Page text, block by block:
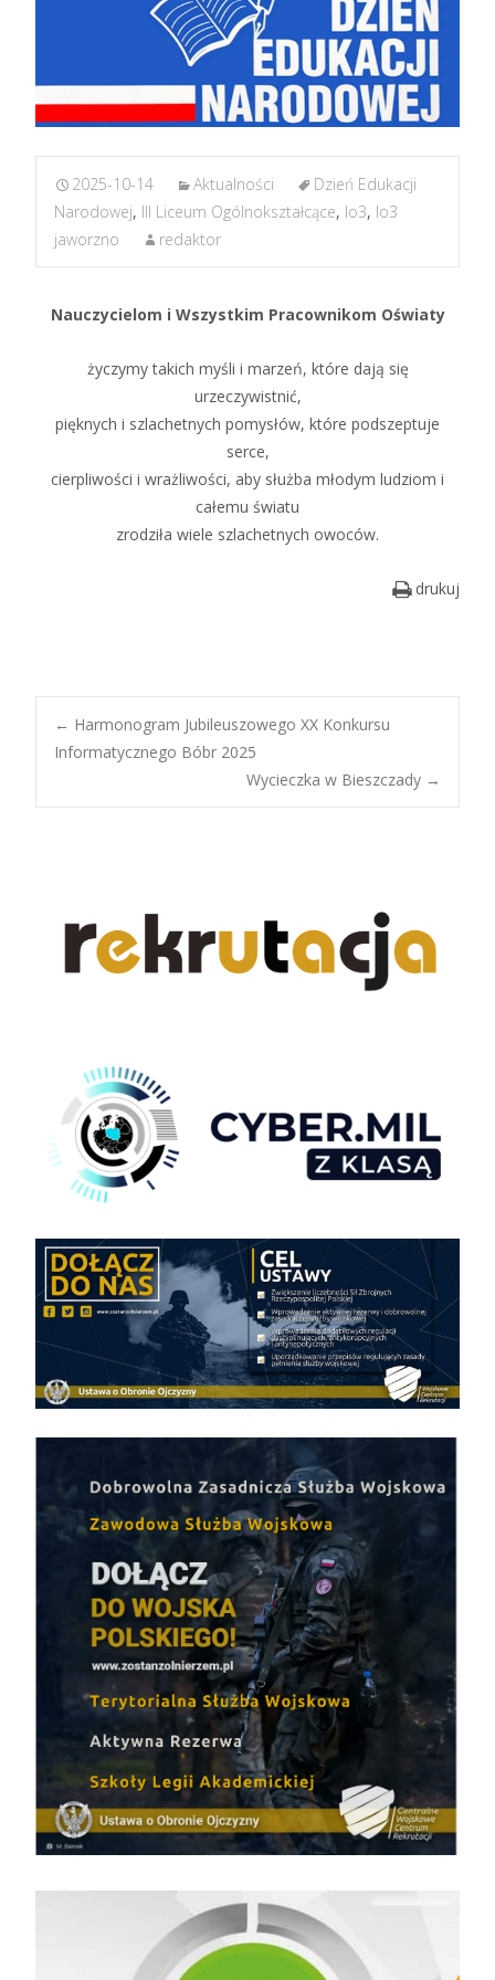
2025-10-14 Aktualności
Dzień Edukacji
Narodowej, III Liceum Ogólnokształcące, lo3, lo3
jaworzno
redaktor
Nauczycielom i Wszystkim Pracownikom Oświaty
życzymy takich myśli i marzeń, które dają się
urzeczywistnić,
pięknych i szlachetnych pomysłów, które podszeptuje
serce,
cierpliwości i wrażliwości, aby służba młodym ludziom i
całemu światu
zrodziła wiele szlachetnych owoców.
drukuj
Post
navigation
← Harmonogram Jubileuszowego XX Konkursu
Informatycznego Bóbr 2025
Wycieczka w Bieszczady →